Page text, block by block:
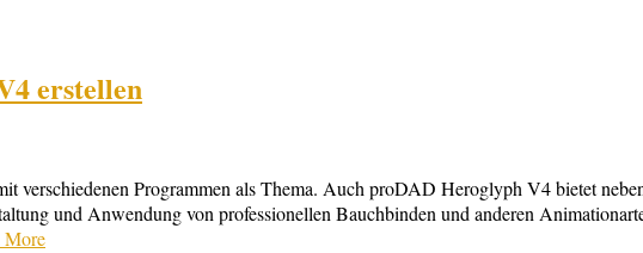
erstellen
verschiedenen Programmen als Thema. Auch proDAD Heroglyph V4 bietet
und Anwendung von professionellen Bauchbinden und anderen
More